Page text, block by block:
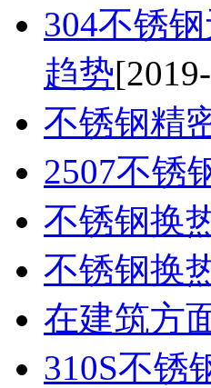
304不锈
趋势
不锈钢精
2507不锈
不锈钢换
不锈钢换
在建筑方
310S不锈